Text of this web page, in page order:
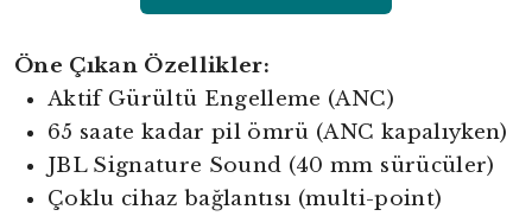
Öne Çıkan Özellikler:
Aktif Gürültü Engelleme (ANC)
65 saate kadar pil ömrü (ANC kapalıyken)
JBL Signature Sound (40 mm sürücüler)
Çoklu cihaz bağlantısı (multi-point)